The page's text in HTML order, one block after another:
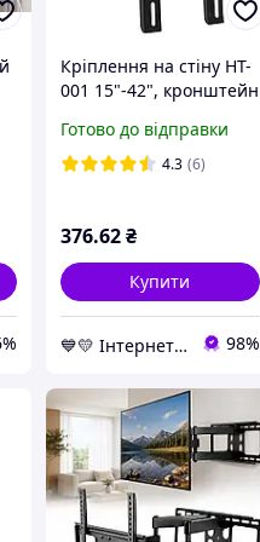
Кріплення на стіну HT-
001 15"-42", кронштейн
кронштейны для
телевизора
Готово до відправки
4.3 (6)
376.62 ₴
Купити
💙💛 Інтернет-магазин Non-Stop 🎁% 🚚 ⤵ 98%